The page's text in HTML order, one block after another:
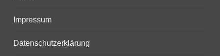
Impressum
Datenschutzerklärung